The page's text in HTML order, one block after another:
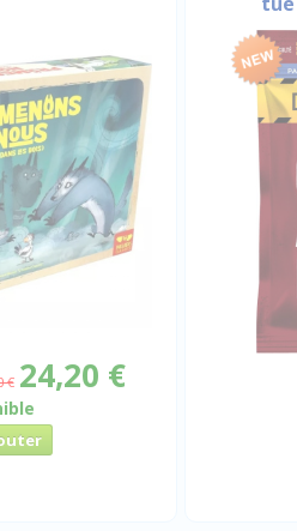
€ 24,20 €